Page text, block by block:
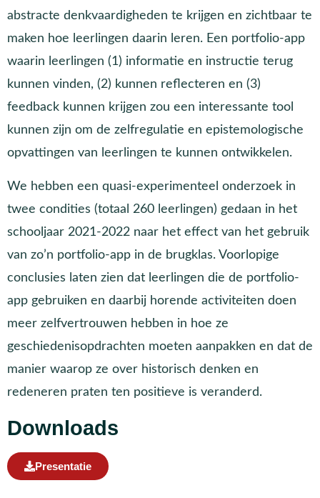
abstracte denkvaardigheden te krijgen en zichtbaar te
maken hoe leerlingen daarin leren. Een portfolio-app
waarin leerlingen (1) informatie en instructie terug
kunnen vinden, (2) kunnen reflecteren en (3)
feedback kunnen krijgen zou een interessante tool
kunnen zijn om de zelfregulatie en epistemologische
opvattingen van leerlingen te kunnen ontwikkelen.
We hebben een quasi-experimenteel onderzoek in
twee condities (totaal 260 leerlingen) gedaan in het
schooljaar 2021-2022 naar het effect van het gebruik
van zo’n portfolio-app in de brugklas. Voorlopige
conclusies laten zien dat leerlingen die de portfolio-
app gebruiken en daarbij horende activiteiten doen
meer zelfvertrouwen hebben in hoe ze
geschiedenisopdrachten moeten aanpakken en dat de
manier waarop ze over historisch denken en
redeneren praten ten positieve is veranderd.
Downloads
Presentatie